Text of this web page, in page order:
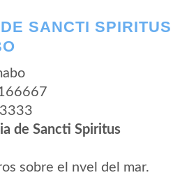
SANCTI SPIRITUS
de Sancti Spiritus
sobre el nvel del mar.